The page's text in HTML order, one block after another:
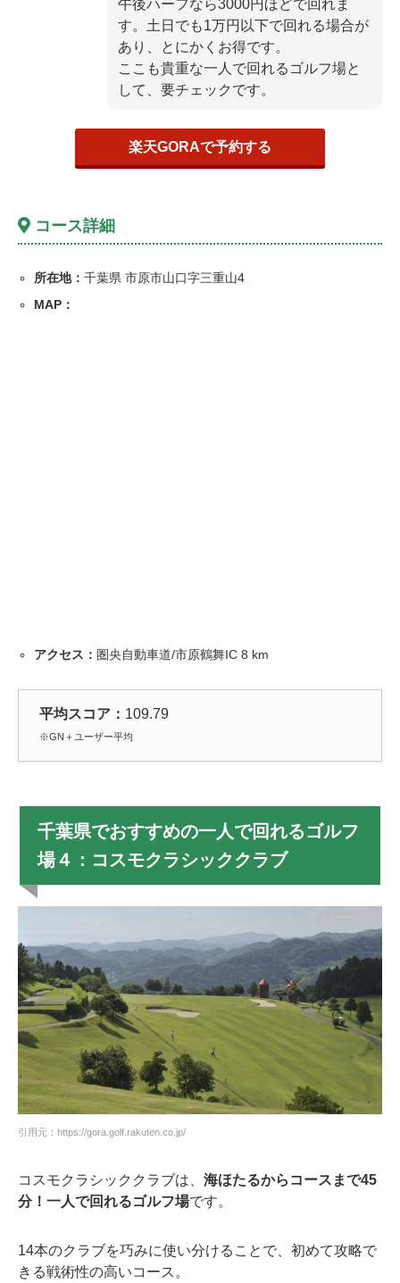
午後ハーフなら3000円ほどで回れま
す。土日でも1万円以下で回れる場合が
あり、とにかくお得です。
ここも貴重な一人で回れるゴルフ場と
して、要チェックです。
楽天GORAで予約する
コース詳細
所在地：千葉県 市原市山口字三重山4
MAP：
アクセス： 圏央自動車道/市原鶴舞IC 8 km
平均スコア： 109.79
※GN＋ユーザー平均
千葉県でおすすめの一人で回れるゴルフ
場４：コスモクラシッククラブ
引用元：https://gora.golf.rakuten.co.jp/
コスモクラシッククラブは、 海ほたるからコースまで45
分！一人で回れるゴルフ場です。
14本のクラブを巧みに使い分けることで、初めて攻略で
きる戦術性の高いコース。